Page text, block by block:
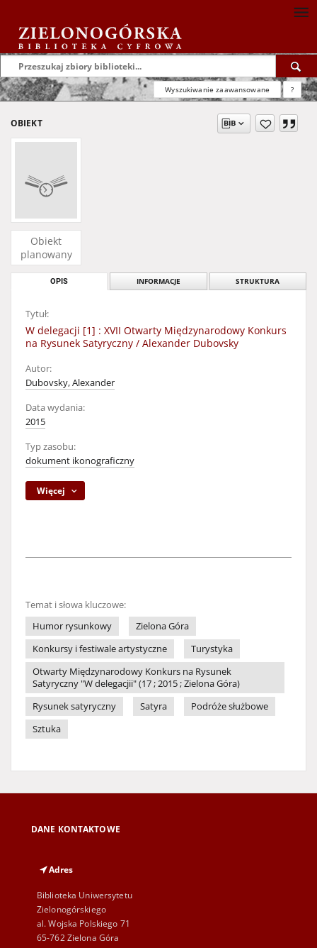
Wyszukiwanie zaawansowane ?
OBIEKT
Obiekt
planowany
OPIS INFORMACJE STRUKTURA
Tytuł:
W delegacji [1] : XVII Otwarty Międzynarodowy Konkurs
na Rysunek Satyryczny / Alexander Dubovsky
Autor:
Dubovsky, Alexander
Data wydania:
2015
Typ zasobu:
dokument ikonograficzny
Więcej
Temat i słowa kluczowe:
Humor rysunkowy
Zielona Góra
Konkursy i festiwale artystyczne
Turystyka
Otwarty Międzynarodowy Konkurs na Rysunek
Satyryczny "W delegacjii" (17 ; 2015 ; Zielona Góra)
Rysunek satyryczny
Satyra
Podróże służbowe
Sztuka
DANE KONTAKTOWE
Adres
Biblioteka Uniwersytetu
Zielonogórskiego
al. Wojska Polskiego 71
65-762 Zielona Góra